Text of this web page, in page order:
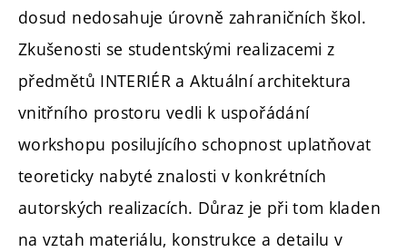
dosud nedosahuje úrovně zahraničních škol.
Zkušenosti se studentskými realizacemi z
předmětů INTERIÉR a Aktuální architektura
vnitřního prostoru vedli k uspořádání
workshopu posilujícího schopnost uplatňovat
teoreticky nabyté znalosti v konkrétních
autorských realizacích. Důraz je při tom kladen
na vztah materiálu, konstrukce a detailu v